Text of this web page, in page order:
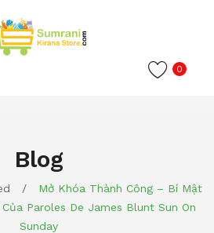
0
Blog
/
Mở Khóa Thành Công – Bí Mật
Paroles De James Blunt Sun On
Sunday